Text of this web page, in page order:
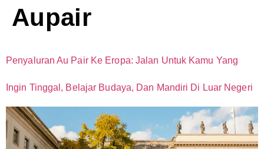
Aupair
Penyaluran Au Pair Ke Eropa: Jalan Untuk Kamu Yang
Ingin Tinggal, Belajar Budaya, Dan Mandiri Di Luar Negeri